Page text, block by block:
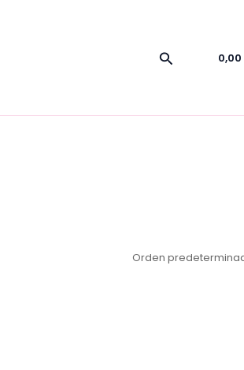
Buscar 0,00